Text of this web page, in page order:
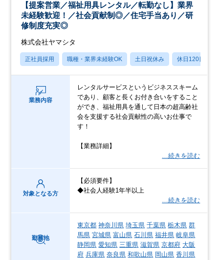
【提案営業／福祉用具レンタル／転勤なし】業界
未経験歓迎！／社会貢献制◎／住宅手当あり／研
修制度充実◎
株式会社ヤマシタ
正社員採用 職種・業界未経験OK 土日祝休み 休日120日以上
業務内容
レンタルサービスというビジネススキーム
であり、顧客と長くお付き合いをすること
ができ、福祉用具を通して日本の超高齢社
会を支援する社会貢献性の高いお仕事で
す！
【業務詳細】
…続きを読む
対象となる方
【必須要件】
◆社会人経験1年半以上
…続きを読む
勤務地
東京都 神奈川県 埼玉県 千葉県 栃木県 群
馬県 宮城県 富山県 石川県 福井県 岐阜県
静岡県 愛知県 三重県 滋賀県 京都府 大阪
府 兵庫県 奈良県 和歌山県 岡山県 香川県